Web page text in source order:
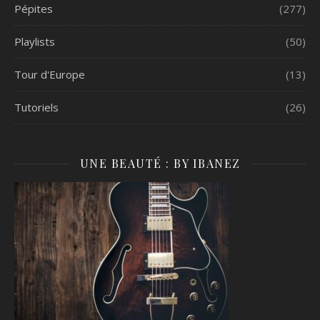
Pépites (277)
Playlists (50)
Tour d'Europe (13)
Tutoriels (26)
UNE BEAUTÉ : BY IBANEZ